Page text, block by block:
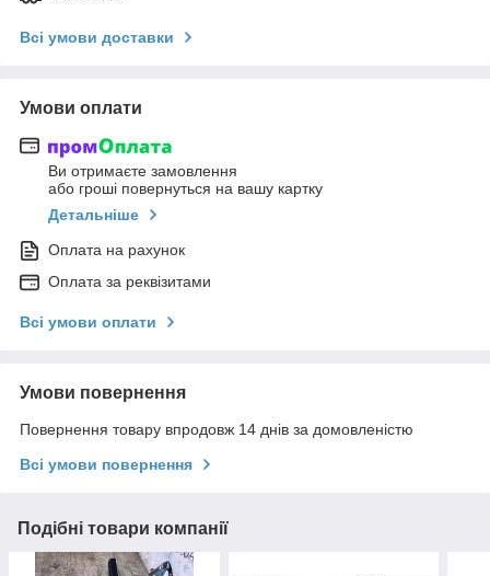
Всі умови доставки
Умови оплати
Ви отримаєте замовлення
або гроші повернуться на вашу картку
Детальніше
Оплата на рахунок
Оплата за реквізитами
Всі умови оплати
Умови повернення
Повернення товару впродовж 14 днів за домовленістю
Всі умови повернення
Подібні товари компанії